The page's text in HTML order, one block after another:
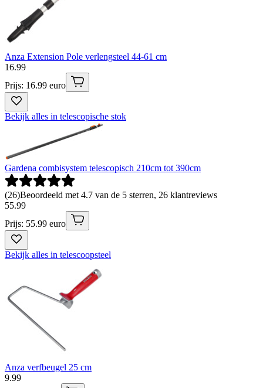
Anza Extension Pole verlengsteel 44-61 cm
16.99
Prijs: 16.99 euro
Bekijk alles in telescopische stok
Gardena combisystem telescopisch 210cm tot 390cm
(26)Beoordeeld met 4.7 van de 5 sterren, 26 klantreviews
55.99
Prijs: 55.99 euro
Bekijk alles in telescoopsteel
Anza verfbeugel 25 cm
9.99